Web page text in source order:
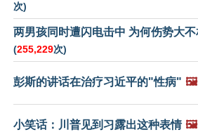
次)
两男孩同时遭闪电击中 为何伤势大不
(255,229次)
彭斯的讲话在治疗习近平的"性病" 🖼️
小笑话：川普见到习露出这种表情 🖼️